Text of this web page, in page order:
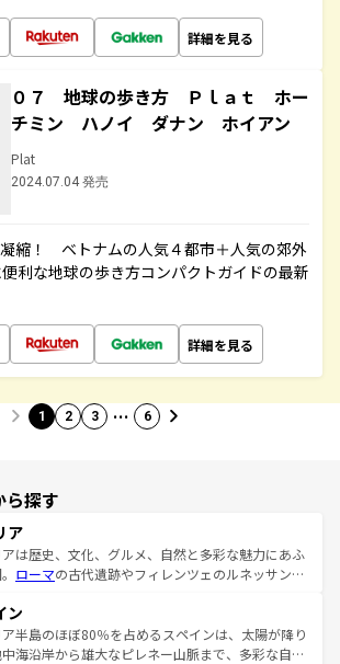
詳細を見る
０７ 地球の歩き方 Ｐｌａｔ ホー
チミン ハノイ ダナン ホイアン
Plat
2024.07.04 発売
縮！ ベトナムの人気４都市＋人気の郊外
利な地球の歩き方コンパクトガイドの最新
詳細を見る
1 2 3 … 6
ら探す
ア
は歴史、文化、グルメ、自然と多彩な魅力にあふ
ローマの古代遺跡やフィレンツェのルネッサンス
スカーナの美しい田園風景やアマルフィ海岸の絶
自然景観も見逃せない。観光の合間には、本場の
スタなど、絶品のイタリア料理を堪能することも
ン
半島のほぼ80％を占めるスペインは、太陽が降り
海沿岸から雄大なピレネー山脈まで、多彩な自然